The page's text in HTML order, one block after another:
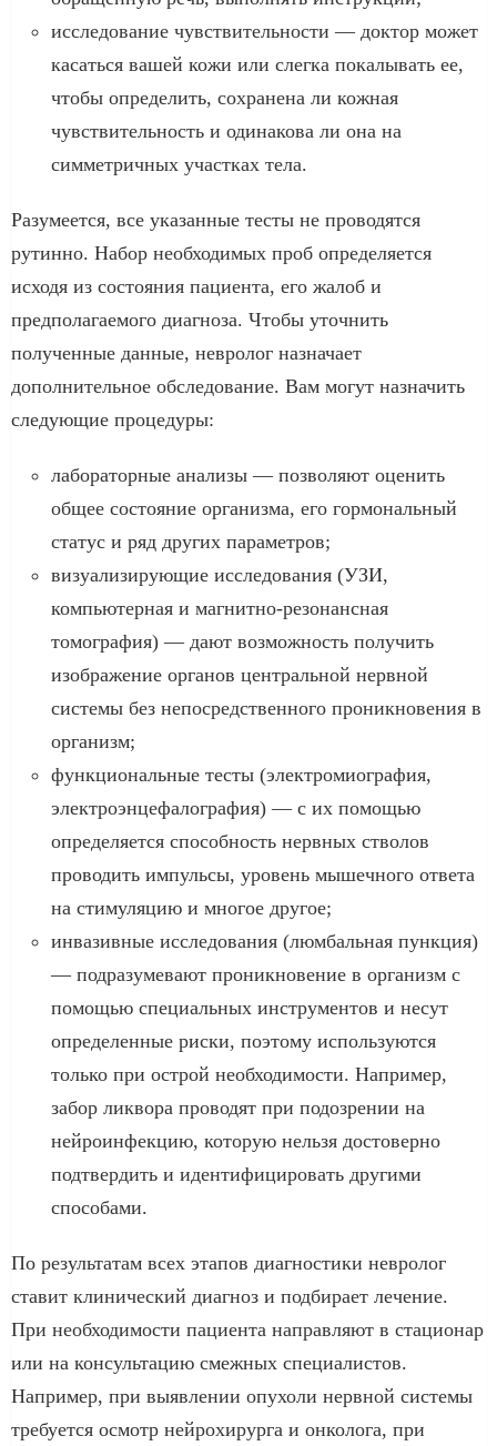
исследование чувствительности — доктор может
касаться вашей кожи или слегка покалывать ее,
чтобы определить, сохранена ли кожная
чувствительность и одинакова ли она на
симметричных участках тела.
Разумеется, все указанные тесты не проводятся
рутинно. Набор необходимых проб определяется
исходя из состояния пациента, его жалоб и
предполагаемого диагноза. Чтобы уточнить
полученные данные, невролог назначает
дополнительное обследование. Вам могут назначить
следующие процедуры:
лабораторные анализы — позволяют оценить
общее состояние организма, его гормональный
статус и ряд других параметров;
визуализирующие исследования (УЗИ,
компьютерная и магнитно-резонансная
томография) — дают возможность получить
изображение органов центральной нервной
системы без непосредственного проникновения в
организм;
функциональные тесты (электромиография,
электроэнцефалография) — с их помощью
определяется способность нервных стволов
проводить импульсы, уровень мышечного ответа
на стимуляцию и многое другое;
инвазивные исследования (люмбальная пункция)
— подразумевают проникновение в организм с
помощью специальных инструментов и несут
определенные риски, поэтому используются
только при острой необходимости. Например,
забор ликвора проводят при подозрении на
нейроинфекцию, которую нельзя достоверно
подтвердить и идентифицировать другими
способами.
По результатам всех этапов диагностики невролог
ставит клинический диагноз и подбирает лечение.
При необходимости пациента направляют в стационар
или на консультацию смежных специалистов.
Например, при выявлении опухоли нервной системы
требуется осмотр нейрохирурга и онколога, при